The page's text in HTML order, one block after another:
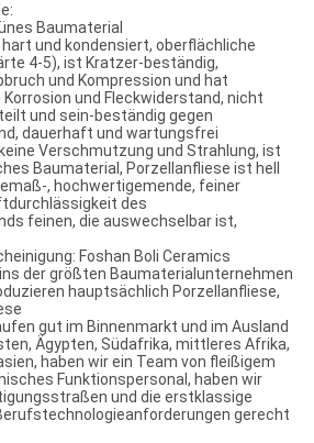
Baumaterial
und kondensiert, oberflächliche
4-5), ist Kratzer-beständig,
und Kompression und hat
und Fleckwiderstand, nicht
und sein-beständig gegen
dauerhaft und wartungsfrei
Verschmutzung und Strahlung, ist
Baumaterial, Porzellanfliese ist hell
, hochwertigemende, feiner
des
feinen, die auswechselbar ist,
Foshan Boli Ceramics
der größten Baumaterialunternehmen
hauptsächlich Porzellanfliese,
gut im Binnenmarkt und im Ausland
Ägypten, Südafrika, mittleres Afrika,
haben wir ein Team von fleißigem
Funktionspersonal, haben wir
und die erstklassige
gerecht